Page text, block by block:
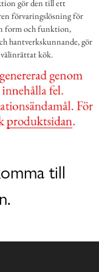
gör den till ett
förvaringslösning för
form och funktion,
hantverkskunnande, gör
kök.
till